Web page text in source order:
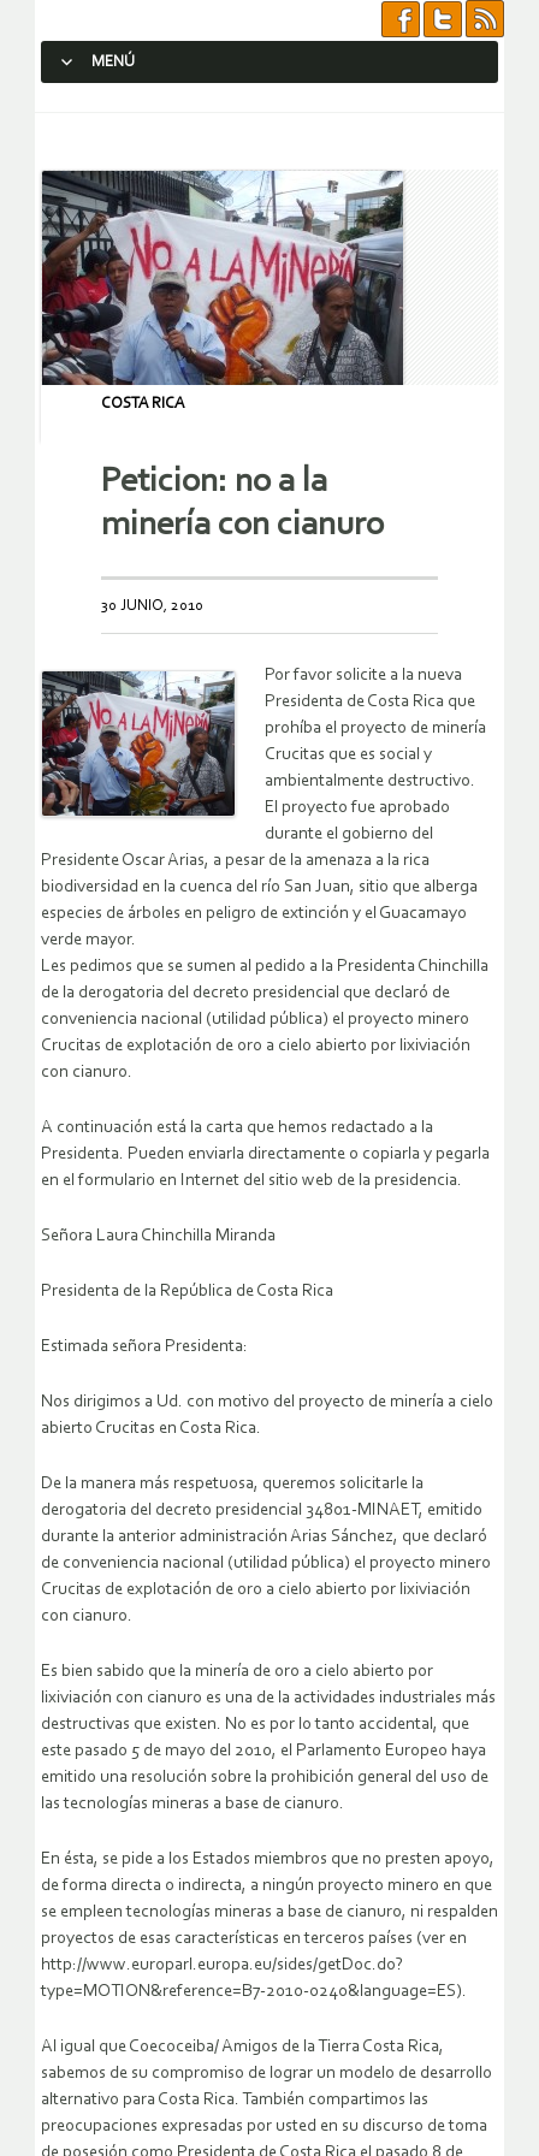
MENÚ
COSTA RICA
Peticion: no a la
minería con cianuro
30 JUNIO, 2010
Por favor solicite a la nueva
Presidenta de Costa Rica que
prohíba el proyecto de minería
Crucitas que es social y
ambientalmente destructivo.
El proyecto fue aprobado
durante el gobierno del
Presidente Oscar Arias, a pesar de la amenaza a la rica
biodiversidad en la cuenca del río San Juan, sitio que alberga
especies de árboles en peligro de extinción y el Guacamayo
verde mayor.
Les pedimos que se sumen al pedido a la Presidenta Chinchilla
de la derogatoria del decreto presidencial que declaró de
conveniencia nacional (utilidad pública) el proyecto minero
Crucitas de explotación de oro a cielo abierto por lixiviación
con cianuro.
A continuación está la carta que hemos redactado a la
Presidenta. Pueden enviarla directamente o copiarla y pegarla
en el formulario en Internet del sitio web de la presidencia.
Señora Laura Chinchilla Miranda
Presidenta de la República de Costa Rica
Estimada señora Presidenta:
Nos dirigimos a Ud. con motivo del proyecto de minería a cielo
abierto Crucitas en Costa Rica.
De la manera más respetuosa, queremos solicitarle la
derogatoria del decreto presidencial 34801-MINAET, emitido
durante la anterior administración Arias Sánchez, que declaró
de conveniencia nacional (utilidad pública) el proyecto minero
Crucitas de explotación de oro a cielo abierto por lixiviación
con cianuro.
Es bien sabido que la minería de oro a cielo abierto por
lixiviación con cianuro es una de la actividades industriales más
destructivas que existen. No es por lo tanto accidental, que
este pasado 5 de mayo del 2010, el Parlamento Europeo haya
emitido una resolución sobre la prohibición general del uso de
las tecnologías mineras a base de cianuro.
En ésta, se pide a los Estados miembros que no presten apoyo,
de forma directa o indirecta, a ningún proyecto minero en que
se empleen tecnologías mineras a base de cianuro, ni respalden
proyectos de esas características en terceros países (ver en
http://www.europarl.europa.eu/sides/getDoc.do?
type=MOTION&reference=B7-2010-0240&language=ES).
Al igual que Coecoceiba/ Amigos de la Tierra Costa Rica,
sabemos de su compromiso de lograr un modelo de desarrollo
alternativo para Costa Rica. También compartimos las
preocupaciones expresadas por usted en su discurso de toma